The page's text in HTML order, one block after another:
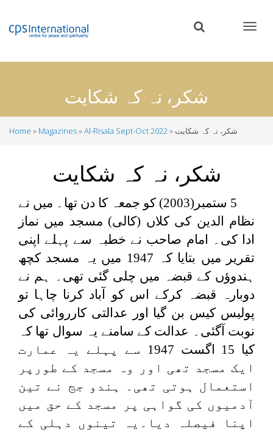
content
شکر، نہ کہ شکایت
Home Magazines Al-Risala Sept-Oct 2022 شکر، نہ کہ شکایت
شکر، نہ کہ شکایت
5 ستمبر(2003) کو جمعہ کا دن تھا۔ میں نے
نظام الدین کی كلاں (کالی) مسجد میں نماز
ادا کی۔ امام صاحب نے خطبہ سے پہلے اپنی
تقریر میں بتایا کہ 1947 میں یہ مسجد کچھ
ہندوؤں کے قبضہ میں چلی گئی تھی۔ ہم نے
دوبارہ قبضہ کرکے اس کو آباد کرنا چاہا تو
پولیس کیس بن گیا اور عدالتی کارروائی کی
نوبت آگئی۔ عدالت کے سامنے یہ سوال تھا کہ
کیا 15 اگست 1947 سے پہلے یہ عمارت
ایک مسجد تھی اور وہ مسجد کے طورپر
استعمال ہوتی تھی۔ ہندو جج نے تین
آدمیوں کی گواہی پر مسجد کے حق میں
اپنا فیصلہ دیا۔یہ تینوں دہلی کے